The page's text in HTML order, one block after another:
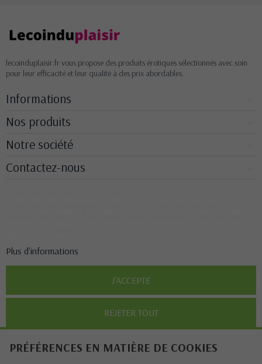
lecoinduplaisir.fr vous propose des produits érotiques sélectionnés avec soin
pour leur efficacité et leur qualité à des prix abordables.
Informations
Nos produits
Notre société
Contactez-nous
Plus d'informations
REJETER TOUT
J'ACCEPTE
PRÉFÉRENCES EN MATIÈRE DE COOKIES